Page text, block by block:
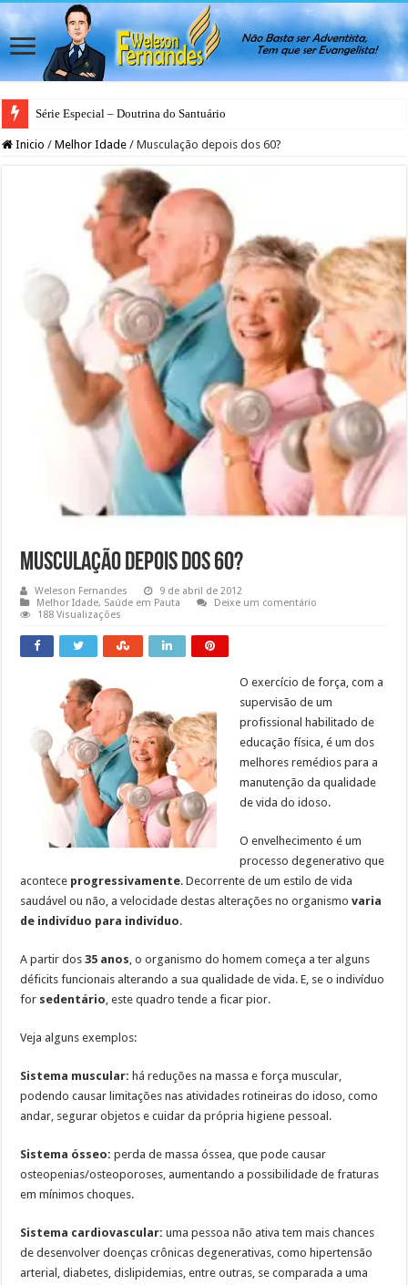
Série Especial – Doutrina do Santuário
Antes da Porta se Fechar: A Mensagem Profética do Santuário Celestial
Inicio / Melhor Idade / Musculação depois dos 60?
Musculação depois dos 60?
Weleson Fernandes
9 de abril de 2012
Melhor Idade, Saúde em Pauta
Deixe um comentário
188 Visualizações
O exercício de força, com a
supervisão de um
profissional habilitado de
educação física, é um dos
melhores remédios para a
manutenção da qualidade
de vida do idoso.
O envelhecimento é um
processo degenerativo que
acontece progressivamente. Decorrente de um estilo de vida
saudável ou não, a velocidade destas alterações no organismovaria
de indivíduo para indivíduo.
A partir dos35 anos, o organismo do homem começa a ter alguns
déficits funcionais alterando a sua qualidade de vida. E, se o indivíduo
for sedentário, este quadro tende a ficar pior.
Veja alguns exemplos:
Sistema muscular: há reduções na massa e força muscular,
podendo causar limitações nas atividades rotineiras do idoso, como
andar, segurar objetos e cuidar da própria higiene pessoal.
Sistema ósseo: perda de massa óssea, que pode causar
osteopenias/osteoporoses, aumentando a possibilidade de fraturas
em mínimos choques.
Sistema cardiovascular: uma pessoa não ativa tem mais chances
de desenvolver doenças crônicas degenerativas, como hipertensão
arterial, diabetes, dislipidemias, entre outras, se comparada a uma